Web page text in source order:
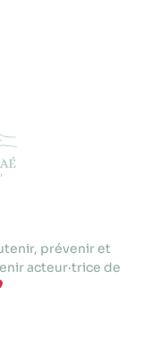
prévenir et
acteur·trice de